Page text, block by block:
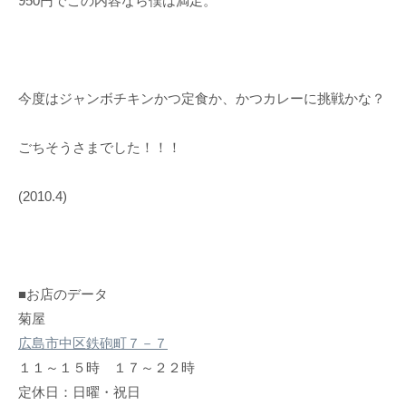
今度はジャンボチキンかつ定食か、かつカレーに挑戦かな？
ごちそうさまでした！！！
(2010.4)
■お店のデータ
菊屋
広島市中区鉄砲町７－７
１１～１５時 １７～２２時
定休日：日曜・祝日